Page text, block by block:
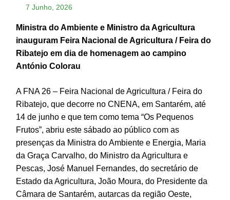
7 Junho, 2026
Ministra do Ambiente e Ministro da Agricultura
inauguram Feira Nacional de Agricultura / Feira do
Ribatejo em dia de homenagem ao campino
António Colorau
A FNA 26 – Feira Nacional de Agricultura / Feira do
Ribatejo, que decorre no CNENA, em Santarém, até
14 de junho e que tem como tema “Os Pequenos
Frutos”, abriu este sábado ao público com as
presenças da Ministra do Ambiente e Energia, Maria
da Graça Carvalho, do Ministro da Agricultura e
Pescas, José Manuel Fernandes, do secretário de
Estado da Agricultura, João Moura, do Presidente da
Câmara de Santarém, autarcas da região Oeste,